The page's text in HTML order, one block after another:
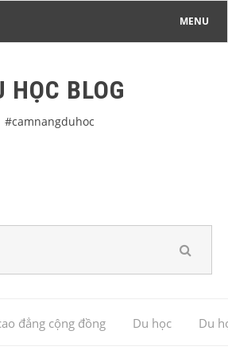
MENU
HỌC BLOG
#camnangduhoc
đẳng cộng đồng Du học
Du